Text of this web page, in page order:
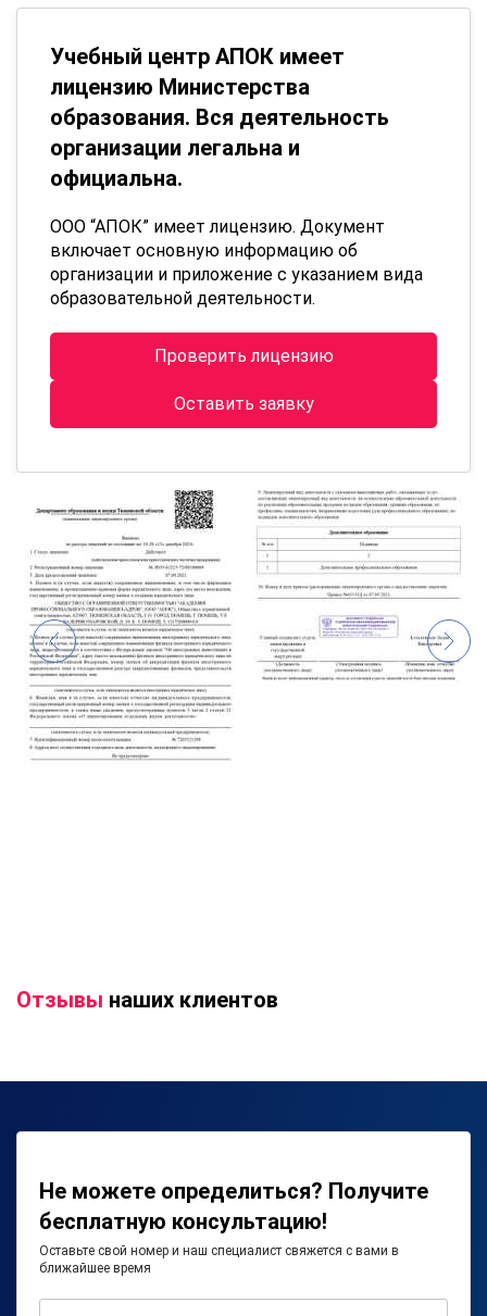
Учебный центр АПОК имеет
лицензию Министерства
образования. Вся деятельность
организации легальна и
официальна.
ООО “АПОК” имеет лицензию. Документ
включает основную информацию об
организации и приложение с указанием вида
образовательной деятельности.
Проверить лицензию
Оставить заявку
Отзывы наших клиентов
Не можете определиться? Получите
бесплатную консультацию!
Оставьте свой номер и наш специалист свяжется с вами в
ближайшее время